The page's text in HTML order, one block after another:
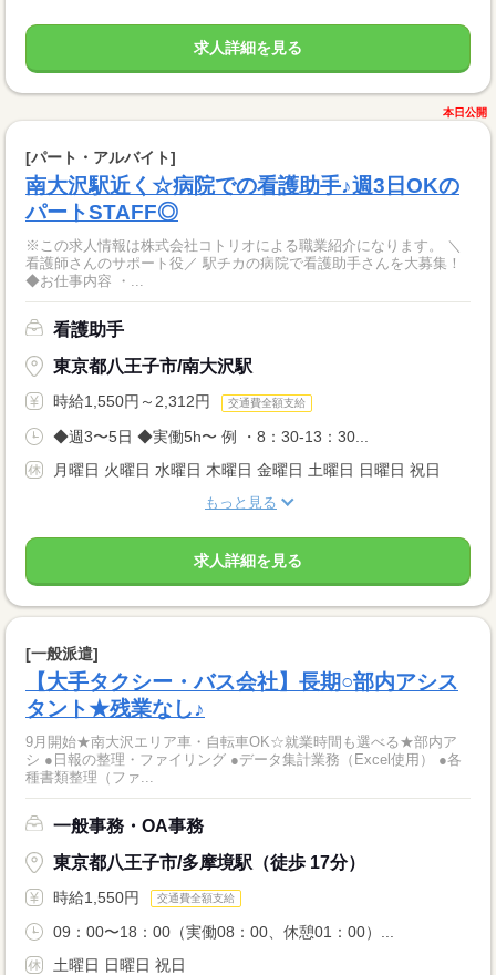
求人詳細を見る
本日公開
[パート・アルバイト]
南大沢駅近く☆病院での看護助手♪週3日OKの
パートSTAFF◎
※この求人情報は株式会社コトリオによる職業紹介になります。 ＼
看護師さんのサポート役／ 駅チカの病院で看護助手さんを大募集！
◆お仕事内容 ・...
看護助手
東京都八王子市/南大沢駅
時給1,550円～2,312円 交通費全額支給
◆週3〜5日 ◆実働5h〜 例 ・8：30-13：30...
月曜日 火曜日 水曜日 木曜日 金曜日 土曜日 日曜日 祝日
もっと見る
求人詳細を見る
[一般派遣]
【大手タクシー・バス会社】長期○部内アシス
タント★残業なし♪
9月開始★南大沢エリア車・自転車OK☆就業時間も選べる★部内ア
シ ●日報の整理・ファイリング ●データ集計業務（Excel使用） ●各
種書類整理（ファ...
一般事務・OA事務
東京都八王子市/多摩境駅（徒歩 17分）
時給1,550円 交通費全額支給
09：00〜18：00（実働08：00、休憩01：00）...
土曜日 日曜日 祝日